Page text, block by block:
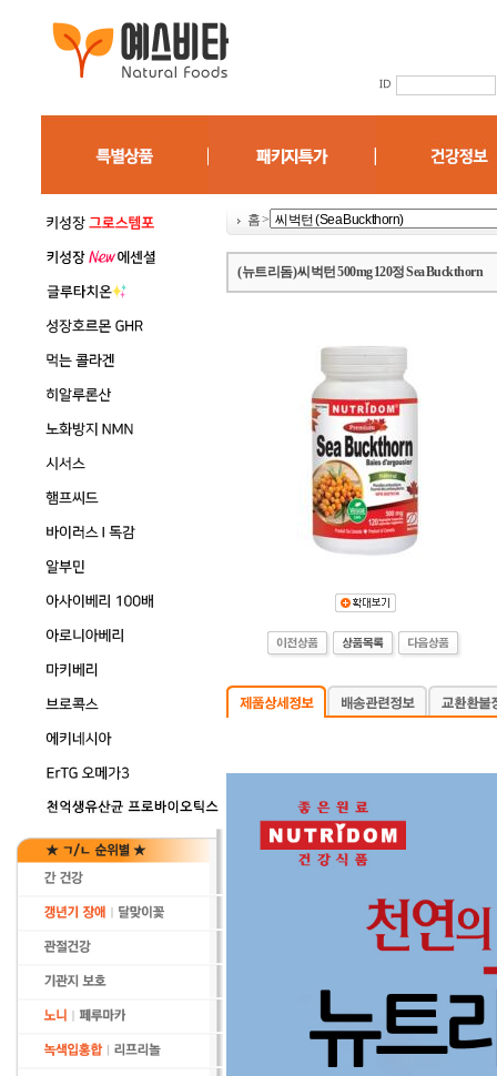
홈>
(뉴트리돔) 씨벅턴 500mg 120정 Sea Buckthorn